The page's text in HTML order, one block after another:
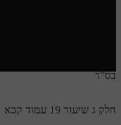
חלק יג
חלק טו
בס"ד
חלק ג שיעור 19 עמוד קכא